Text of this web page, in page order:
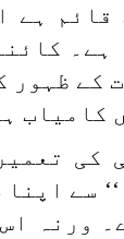
ہے
ہے۔
کے ظہور
کامیاب
کی
سے
ورنہ